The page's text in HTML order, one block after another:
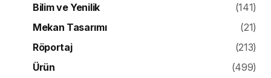
Bilim ve Yenilik
(141)
Mekan Tasarımı
(21)
Röportaj
(213)
Ürün
(499)